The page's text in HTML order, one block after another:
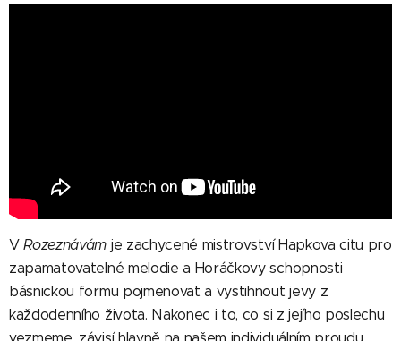
VRozeznávám je zachycené mistrovství Hapkova citu pro
zapamatovatelné melodie a Horáčkovy schopnosti
básnickou formu pojmenovat a vystihnout jevy z
každodenního života. Nakonec i to, co si z jejího poslechu